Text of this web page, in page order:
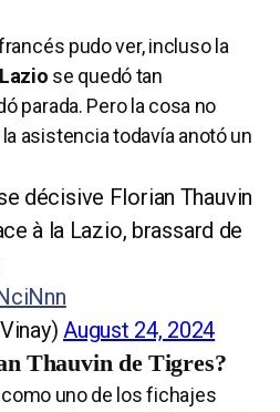
pudo ver, incluso la
Lazio se quedó tan
parada. Pero la cosa no
asistencia todavía anotó un
décisive Florian Thauvin
à la Lazio, brassard de
August 24, 2024
Thauvin de Tigres?
como uno de los fichajes